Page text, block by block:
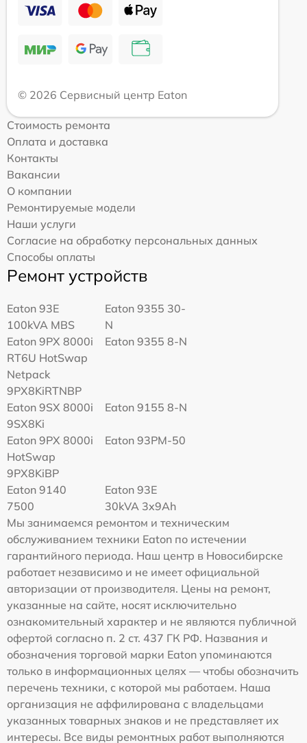
© 2026 Сервисный центр Eaton
Стоимость ремонта
Оплата и доставка
Контакты
Вакансии
О компании
Ремонтируемые модели
Наши услуги
Согласие на обработку персональных данных
Способы оплаты
Ремонт устройств
Eaton 93E
100kVA MBS
Eaton 9355 30-
N
Eaton 9PX 8000i
RT6U HotSwap
Netpack
9PX8KiRTNBP
Eaton 9355 8-N
Eaton 9SX 8000i
9SX8Ki
Eaton 9155 8-N
Eaton 9PX 8000i
HotSwap
9PX8KiBP
Eaton 93PM-50
Eaton 9140
7500
Eaton 93E
30kVA 3x9Ah
Мы занимаемся ремонтом и техническим
обслуживанием техники Eaton по истечении
гарантийного периода. Наш центр в Новосибирске
работает независимо и не имеет официальной
авторизации от производителя. Цены на ремонт,
указанные на сайте, носят исключительно
ознакомительный характер и не являются публичной
офертой согласно п. 2 ст. 437 ГК РФ. Названия и
обозначения торговой марки Eaton упоминаются
только в информационных целях — чтобы обозначить
перечень техники, с которой мы работаем. Наша
организация не аффилирована с владельцами
указанных товарных знаков и не представляет их
интересы. Все виды ремонтных работ выполняются